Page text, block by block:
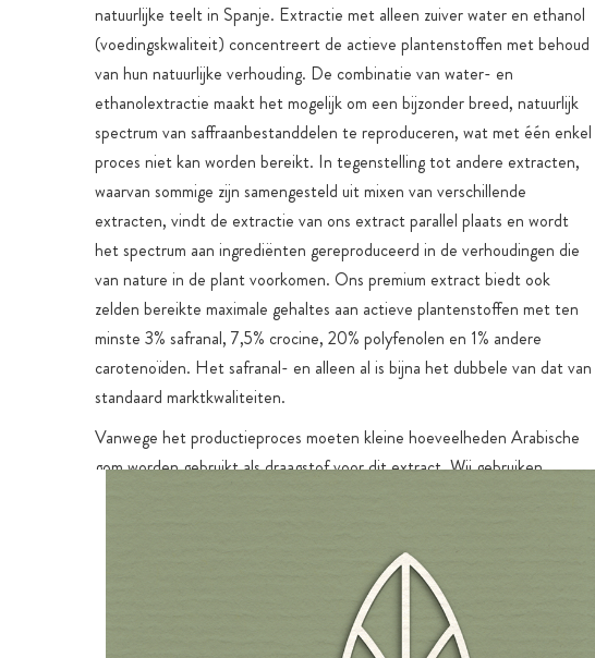
natuurlijke teelt in Spanje. Extractie met alleen zuiver water en ethanol
(voedingskwaliteit) concentreert de actieve plantenstoffen met behoud
van hun natuurlijke verhouding. De combinatie van water- en
ethanolextractie maakt het mogelijk om een bijzonder breed, natuurlijk
spectrum van saffraanbestanddelen te reproduceren, wat met één enkel
proces niet kan worden bereikt. In tegenstelling tot andere extracten,
waarvan sommige zijn samengesteld uit mixen van verschillende
extracten, vindt de extractie van ons extract parallel plaats en wordt
het spectrum aan ingrediënten gereproduceerd in de verhoudingen die
van nature in de plant voorkomen. Ons premium extract biedt ook
zelden bereikte maximale gehaltes aan actieve plantenstoffen met ten
minste 3% safranal, 7,5% crocine, 20% polyfenolen en 1% andere
carotenoïden. Het safranal- en alleen al is bijna het dubbele van dat van
standaard marktkwaliteiten.
Vanwege het productieproces moeten kleine hoeveelheden Arabische
gom worden gebruikt als draagstof voor dit extract. Wij gebruiken
zuiver natuurlijke vulstof. In tegenstelling tot de gebruikelijke
synthetische vulstof microkristallijne cellulose met nanodeeltjes,
gebruiken wij een natuurlijk, vezelrijk voedingsmiddel als vulstof. Onze
acaciavezel is afkomstig van klimaatneutrale, duurzame,